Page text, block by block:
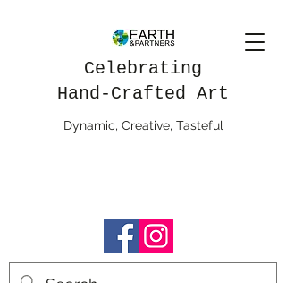
Celebrating
Hand-Crafted Art
Dynamic, Creative, Tasteful